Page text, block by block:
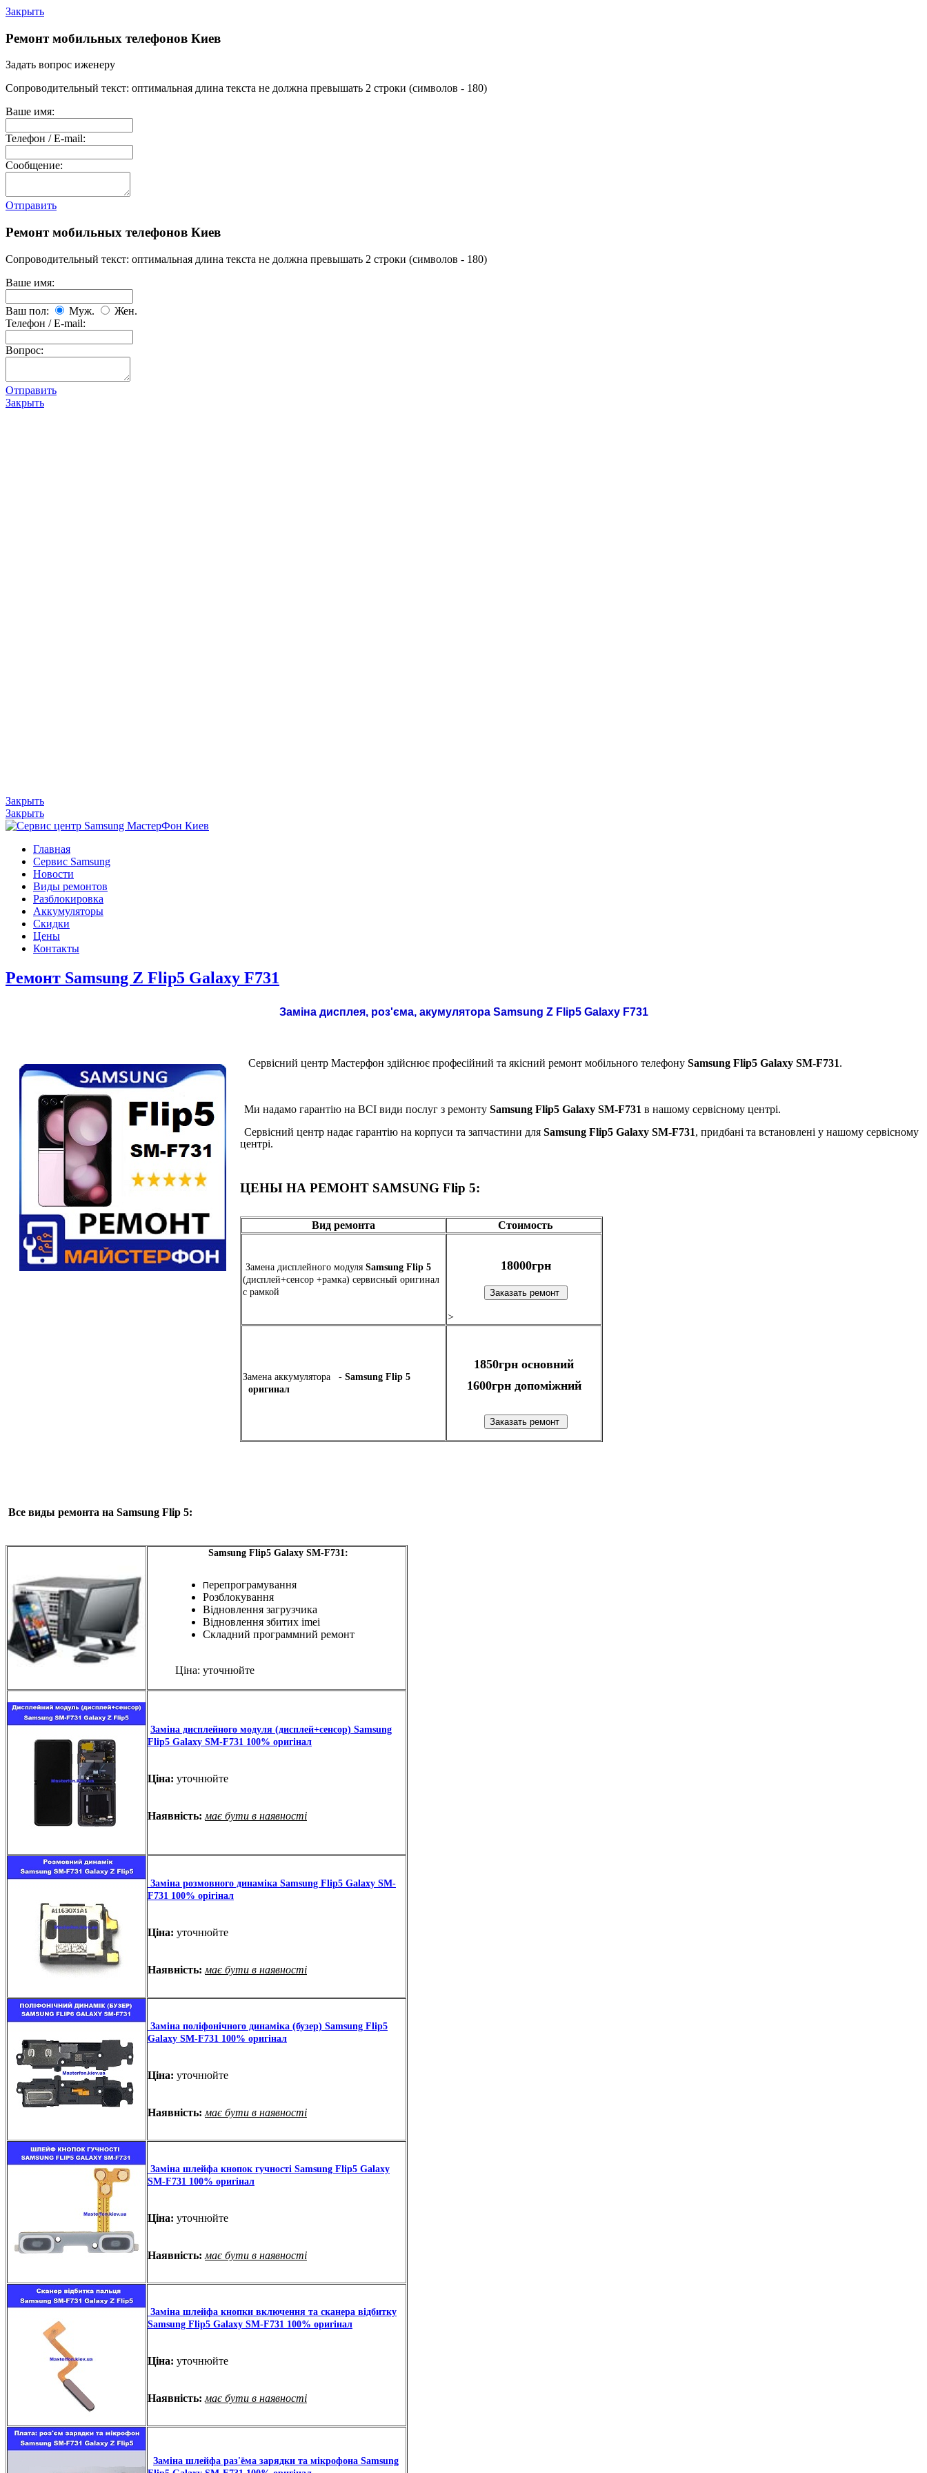
Закрыть
Ремонт мобильных телефонов Киев
Задать вопрос иженеру
Сопроводительный текст: оптимальная длина текста не должна превышать 2 строки (символов - 180)
Ваше имя:
Телефон / E-mail:
Сообщение:
Отправить
Ремонт мобильных телефонов Киев
Сопроводительный текст: оптимальная длина текста не должна превышать 2 строки (символов - 180)
Ваше имя:
Ваш пол: Муж.
Жен.
Телефон / E-mail:
Вопрос:
Отправить
Закрыть
Закрыть
Закрыть
Главная
Сервис Samsung
Новости
Виды ремонтов
Разблокировка
Аккумуляторы
Скидки
Цены
Контакты
Ремонт Samsung Z Flip5 Galaxy F731
Заміна дисплея, роз'єма, акумулятора Samsung Z Flip5 Galaxy F731
Сервісний центр Мастерфон здійснює професійний та якісний ремонт мобільного телефону Samsung Flip5 Galaxy SM-F731.
Ми надамо гарантію на ВСІ види послуг з ремонту Samsung Flip5 Galaxy SM-F731 в нашому сервісному центрі.
Сервісний центр надає гарантію на корпуси та запчастини для Samsung Flip5 Galaxy SM-F731, придбані та встановлені у нашому сервісному
центрі.
ЦЕНЫ НА РЕМОНТ SAMSUNG Flip 5:
Вид ремонта Стоимость
Замена дисплейного модуля Samsung Flip 5
(дисплей+сенсор +рамка) сервисный оригинал
c рамкой
18000грн
>
Замена аккумулятора - Samsung Flip 5
оригинал
1850грн основний
1600грн допоміжний
Все виды ремонта на Samsung Flip 5:
Samsung Flip5 Galaxy SM-F731:
Перепрограмування
Розблокування
Відновлення загрузчика
Відновлення збитих imei
Складний программний ремонт
Ціна: уточнюйте
Заміна дисплейного модуля (дисплей+сенсор) Samsung
Flip5 Galaxy SM-F731 100% оригінал
Ціна: уточнюйте
Наявність: має бути в наявності
Заміна розмовного динаміка Samsung Flip5 Galaxy SM-
F731 100% орігінал
Ціна: уточнюйте
Наявність: має бути в наявності
Заміна поліфонічного динаміка (бузер) Samsung Flip5
Galaxy SM-F731 100% оригінал
Ціна: уточнюйте
Наявність: має бути в наявності
Заміна шлейфа кнопок гучності Samsung Flip5 Galaxy
SM-F731 100% оригінал
Ціна: уточнюйте
Наявність: має бути в наявності
Заміна шлейфа кнопки включення та сканера відбитку
Samsung Flip5 Galaxy SM-F731 100% оригінал
Ціна: уточнюйте
Наявність: має бути в наявності
Заміна шлейфа раз'ёма зарядки та мікрофона Samsung